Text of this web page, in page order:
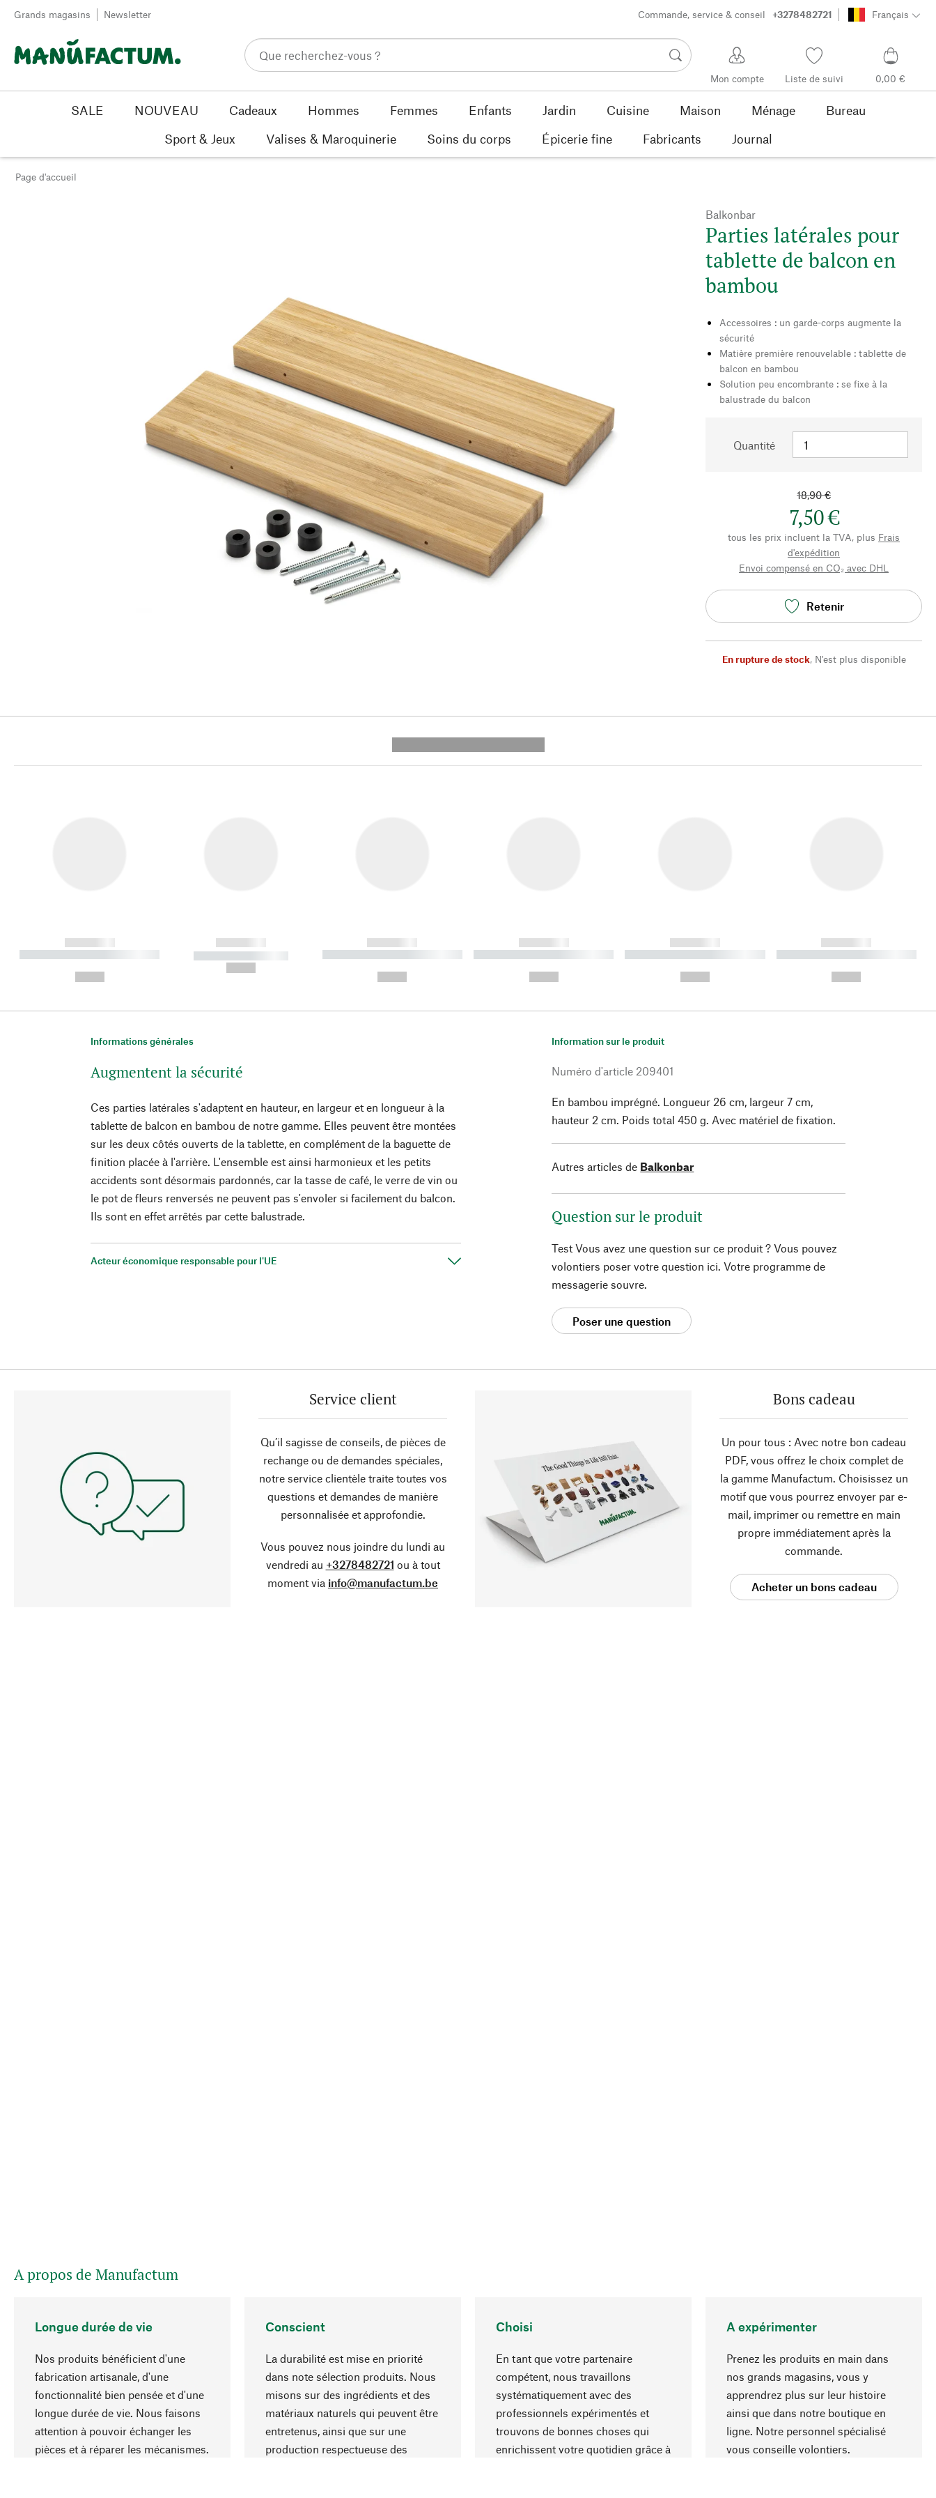
Passer au contenu
Grands magasins Newsletter Commande, service & conseil +3278482721 Français
Mon compte Liste de suivi 0,00 €
SALE NOUVEAU Cadeaux Hommes Femmes Enfants Jardin Cuisine Maison Ménage
Bureau
Sport & Jeux
Valises & Maroquinerie Soins du corps Épicerie fine Fabricants Journal
Page d'accueil
Balkonbar
Parties latérales pour
tablette de balcon en
bambou
Accessoires : un garde-corps augmente la
sécurité
Matière première renouvelable : tablette de
balcon en bambou
Solution peu encombrante : se fixe à la
balustrade du balcon
Quantité
18,90 €
7,50 €
tous les prix incluent la TVA, plus Frais
d'expédition
Envoi compensé en CO₂ avec DHL
Retenir
En rupture de stock, N'est plus disponible
------------
----------- ----------- ----------
------------
----------- -----------
------------
----------- ----------- ----------
------------
----------- ----------- ----------
------------
----------- ----------- ----------
------------
----------- ----------- ----------
Informations générales
Augmentent la sécurité
Ces parties latérales s'adaptent en hauteur, en largeur et en longueur à la
tablette de balcon en bambou de notre gamme. Elles peuvent être montées
sur les deux côtés ouverts de la tablette, en complément de la baguette de
finition placée à l'arrière. L'ensemble est ainsi harmonieux et les petits
accidents sont désormais pardonnés, car la tasse de café, le verre de vin ou
le pot de fleurs renversés ne peuvent pas s'envoler si facilement du balcon.
Ils sont en effet arrêtés par cette balustrade.
Acteur économique responsable pour l'UE
Information sur le produit
Numéro d'article 209401
En bambou imprégné. Longueur 26 cm, largeur 7 cm,
hauteur 2 cm. Poids total 450 g. Avec matériel de fixation.
Autres articles de Balkonbar
Question sur le produit
Test Vous avez une question sur ce produit ? Vous pouvez
volontiers poser votre question ici. Votre programme de
messagerie souvre.
Poser une question
Service client
Qu’il sagisse de conseils, de pièces de
rechange ou de demandes spéciales,
notre service clientèle traite toutes vos
questions et demandes de manière
personnalisée et approfondie.
Vous pouvez nous joindre du lundi au
vendredi au +3278482721 ou à tout
moment via info@manufactum.be
Bons cadeau
Un pour tous : Avec notre bon cadeau
PDF, vous offrez le choix complet de
la gamme Manufactum. Choisissez un
motif que vous pourrez envoyer par e-
mail, imprimer ou remettre en main
propre immédiatement après la
commande.
Acheter un bons cadeau
A propos de Manufactum
Longue durée de vie
Nos produits bénéficient d'une
fabrication artisanale, d'une
fonctionnalité bien pensée et d'une
longue durée de vie. Nous faisons
attention à pouvoir échanger les
pièces et à réparer les mécanismes.
Conscient
La durabilité est mise en priorité
dans note sélection produits. Nous
misons sur des ingrédients et des
matériaux naturels qui peuvent être
entretenus, ainsi que sur une
production respectueuse des
Choisi
En tant que votre partenaire
compétent, nous travaillons
systématiquement avec des
professionnels expérimentés et
trouvons de bonnes choses qui
enrichissent votre quotidien grâce à
A expérimenter
Prenez les produits en main dans
nos grands magasins, vous y
apprendrez plus sur leur histoire
ainsi que dans notre boutique en
ligne. Notre personnel spécialisé
vous conseille volontiers.